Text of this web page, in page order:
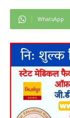
WhatsApp